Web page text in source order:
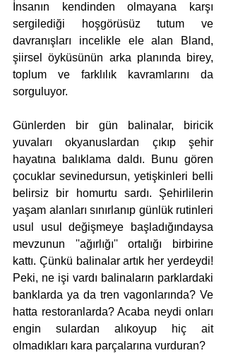
İnsanın kendinden olmayana karşı
sergilediği hoşgörüsüz tutum ve
davranışları incelikle ele alan Bland,
şiirsel öyküsünün arka planında birey,
toplum ve farklılık kavramlarını da
sorguluyor.
Günlerden bir gün balinalar, biricik
yuvaları okyanuslardan çıkıp şehir
hayatına balıklama daldı. Bunu gören
çocuklar sevinedursun, yetişkinleri belli
belirsiz bir homurtu sardı. Şehirlilerin
yaşam alanları sınırlanıp günlük rutinleri
usul usul değişmeye başladığındaysa
mevzunun ''ağırlığı'' ortalığı birbirine
kattı. Çünkü balinalar artık her yerdeydi!
Peki, ne işi vardı balinaların parklardaki
banklarda ya da tren vagonlarında? Ve
hatta restoranlarda? Acaba neydi onları
engin sulardan alıkoyup hiç ait
olmadıkları kara parçalarına vurduran?